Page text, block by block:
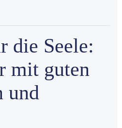
die Seele:
mit guten
und